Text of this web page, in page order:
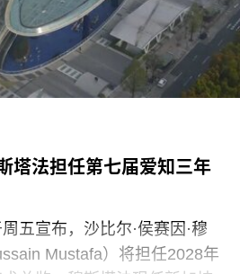
40余位艺术家的作品，涵盖
画、雕塑等多种创作媒介。
塔法担任第七届爱知三年
五宣布，沙比尔·侯赛因·穆
Mustafa）将担任2028年